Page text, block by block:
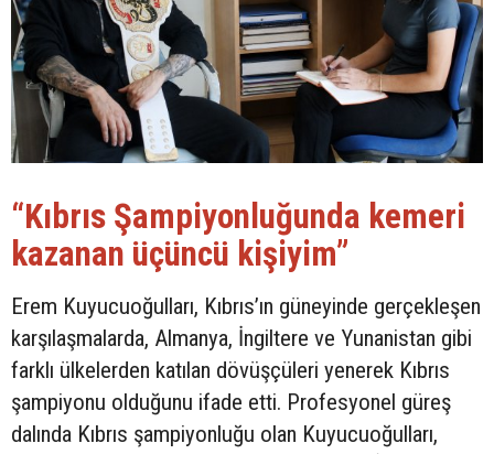
“Kıbrıs Şampiyonluğunda kemeri
kazanan üçüncü kişiyim”
Erem Kuyucuoğulları, Kıbrıs’ın güneyinde gerçekleşen
karşılaşmalarda, Almanya, İngiltere ve Yunanistan gibi
farklı ülkelerden katılan dövüşçüleri yenerek Kıbrıs
şampiyonu olduğunu ifade etti. Profesyonel güreş
dalında Kıbrıs şampiyonluğu olan Kuyucuoğulları,